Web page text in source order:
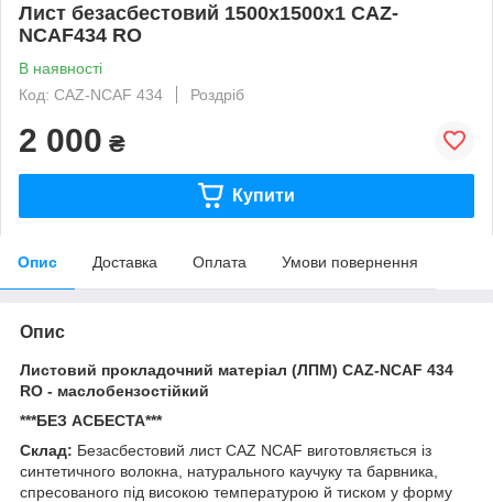
Лист безасбестовий 1500х1500х1 CAZ-
NCAF434 RO
В наявності
Код: CAZ-NCAF 434
Роздріб
2 000 ₴
Купити
Опис Доставка Оплата Умови повернення
Опис
Листовий прокладочний матеріал (ЛПМ) CAZ-NCAF 434
RO - маслобензостійкий
***БЕЗ АСБЕСТА***
Склад: Безасбестовий лист CAZ NCAF виготовляється із
синтетичного волокна, натурального каучуку та барвника,
спресованого під високою температурою й тиском у форму